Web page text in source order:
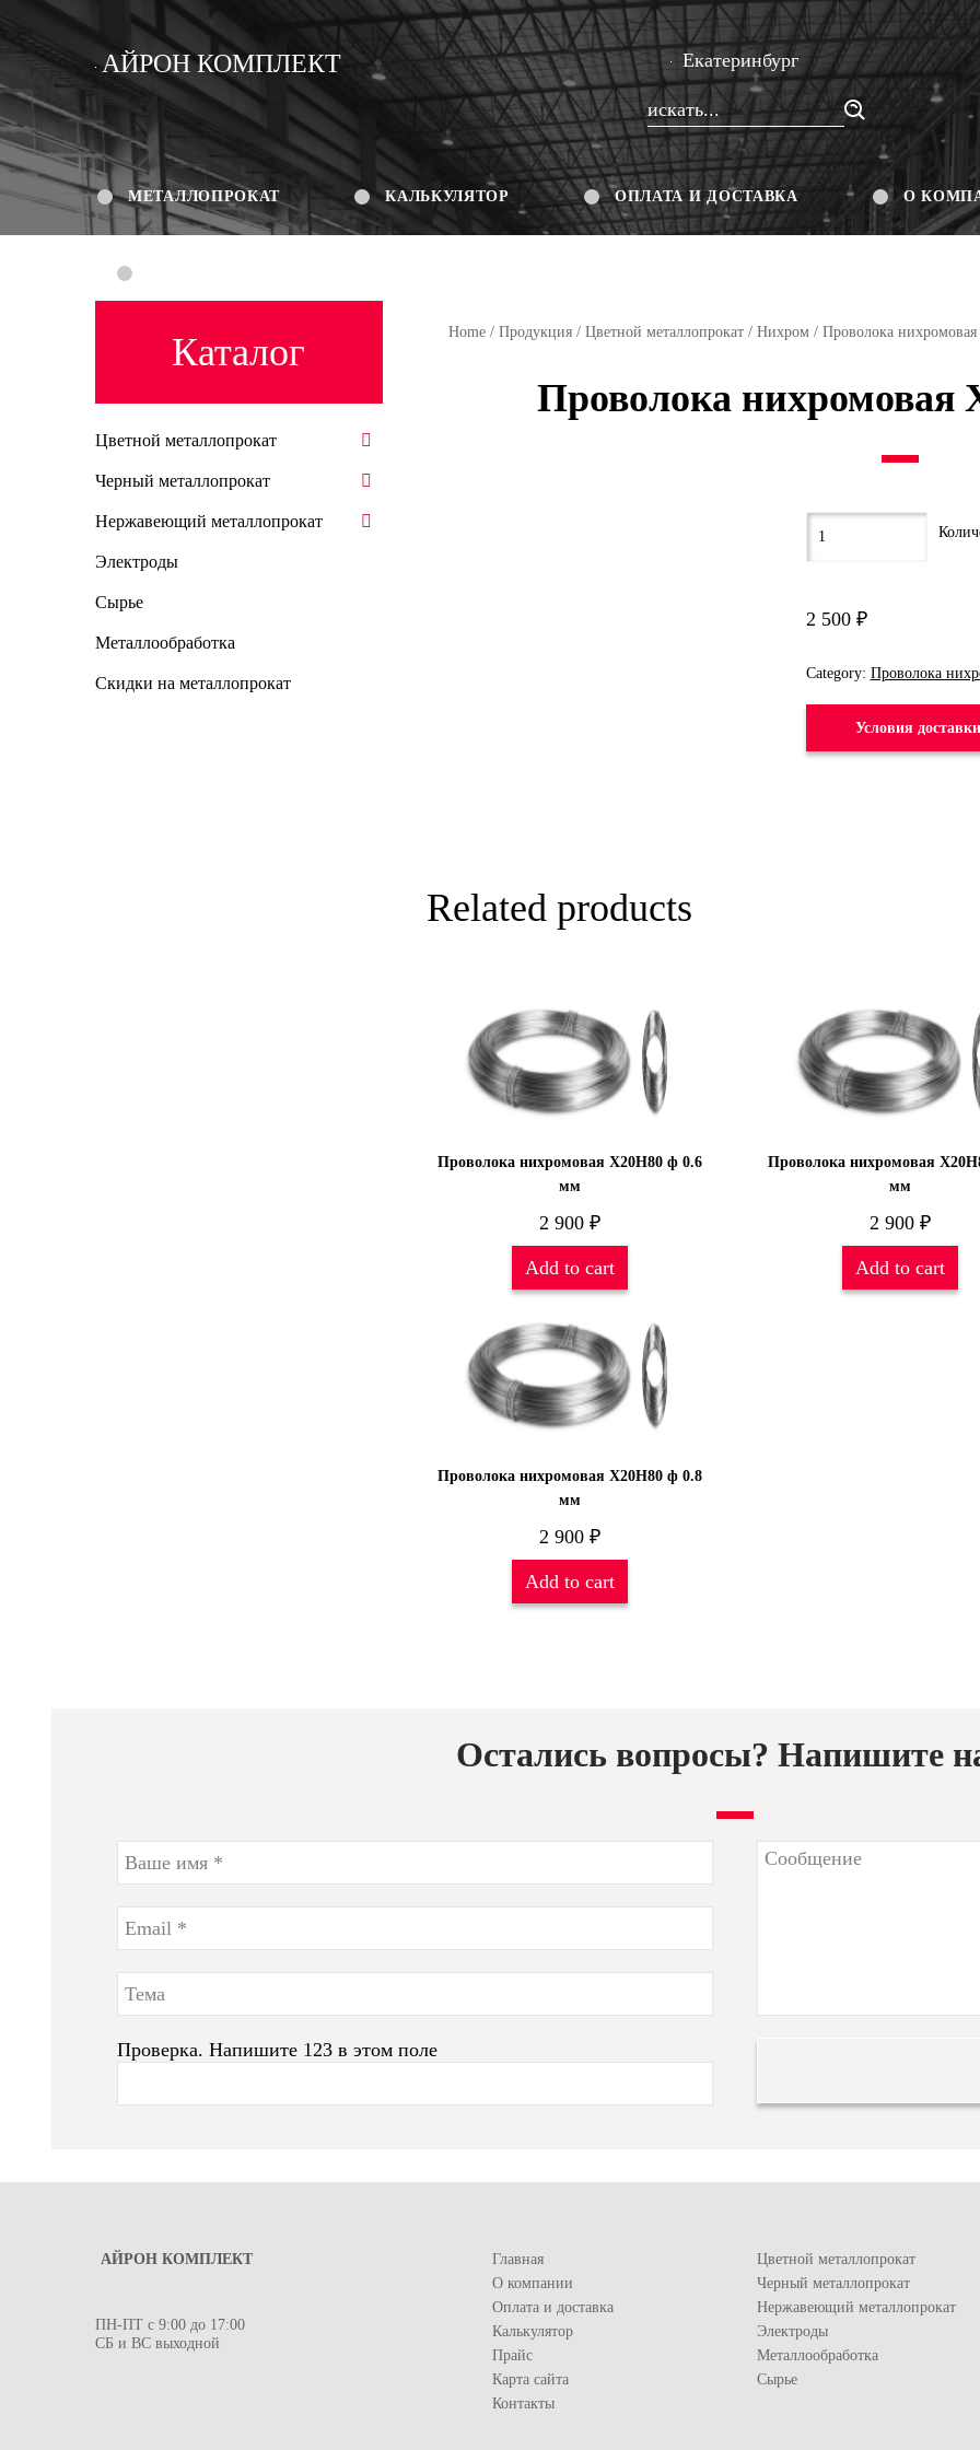
АЙРОН КОМПЛЕКТ Екатеринбург
МЕТАЛЛОПРОКАТ КАЛЬКУЛЯТОР ОПЛАТА И ДОСТАВКА О
Home/ Продукция/ Цветной металлопрокат/ Нихром/ Проволока нихромовая
Проволока
2 500 ₽
Category: Проволока
Условия доставки
Related products
Проволока нихромовая Х20Н80 ф 0.6
мм
2 900 ₽
Add to cart
Проволока нихромовая
мм
2 900₽
Add to cart
Проволока нихромовая Х20Н80 ф 0.8
мм
2 900 ₽
Add to cart
Каталог
Цветной металлопрокат
Черный металлопрокат
Нержавеющий металлопрокат
Электроды
Сырье
Металлообработка
Скидки на металлопрокат
Остались вопросы? Напишите
Проверка. Напишите 123 в этом поле
АЙРОН КОМПЛЕКТ
ПН-ПТ с 9:00 до 17:00
СБ и ВС выходной
Главная
О компании
Оплата и доставка
Калькулятор
Прайс
Карта сайта
Контакты
Цветной металлопрокат
Черный металлопрокат
Нержавеющий металлопрокат
Электроды
Металлообработка
Сырье